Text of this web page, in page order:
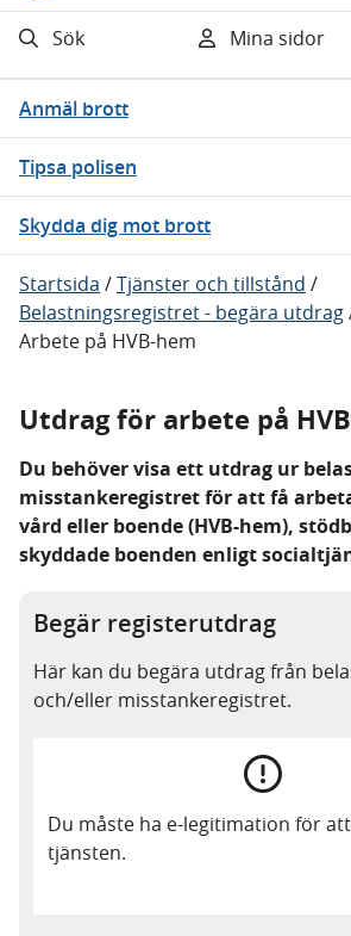
Sök Mina sidor
Anmäl brott
Tipsa polisen
Skydda dig mot brott
Startsida /Tjänster och tillstånd /
Belastningsregistret - begära utdrag
Arbete på HVB-hem
Utdrag för arbete på
Du behöver visa ett utdrag ur
misstankeregistret för att få
vård eller boende (HVB-hem),
skyddade boenden enligt
Begär registerutdrag
Här kan du begära utdrag från
och/eller misstankeregistret.
U
p
p
Du måste ha e-legitimation för
tjänsten.